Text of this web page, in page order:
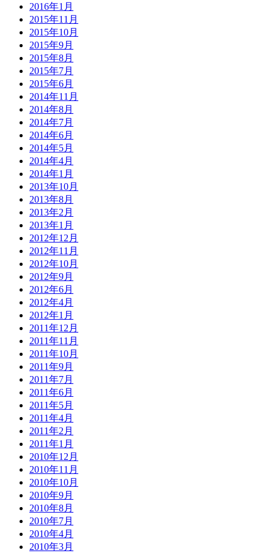
2016年1月
2015年11月
2015年10月
2015年9月
2015年8月
2015年7月
2015年6月
2014年11月
2014年8月
2014年7月
2014年6月
2014年5月
2014年4月
2014年1月
2013年10月
2013年8月
2013年2月
2013年1月
2012年12月
2012年11月
2012年10月
2012年9月
2012年6月
2012年4月
2012年1月
2011年12月
2011年11月
2011年10月
2011年9月
2011年7月
2011年6月
2011年5月
2011年4月
2011年2月
2011年1月
2010年12月
2010年11月
2010年10月
2010年9月
2010年8月
2010年7月
2010年4月
2010年3月